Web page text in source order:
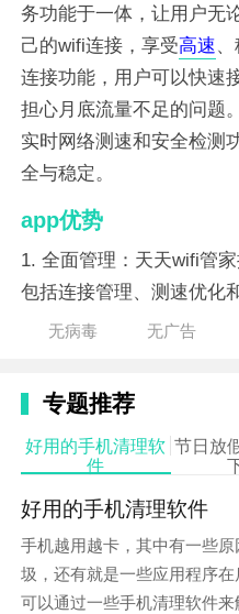
务功能于一体，让用户无
己的wifi连接，享受高速
连接功能，用户可以快速
担心月底流量不足的问题
实时网络测速和安全检测
全与稳定。
app优势
1. 全面管理：天天wifi管
包括连接管理、测速优化
化的上网需求。
随时随地享受免费wifi服
3. 实时测速：提供实时网
解当前网络速度，优化上
4. 安全检测：实时检测网
网设备安全，为用户上网
5.智能优化：根据网络环
无病毒 无广告
专题推荐
好用的手机清理软
件
节日放
好用的手机清理软件
手机越用越卡，其中有一些
圾，还有就是一些应用程序
可以通过一些手机清理软件